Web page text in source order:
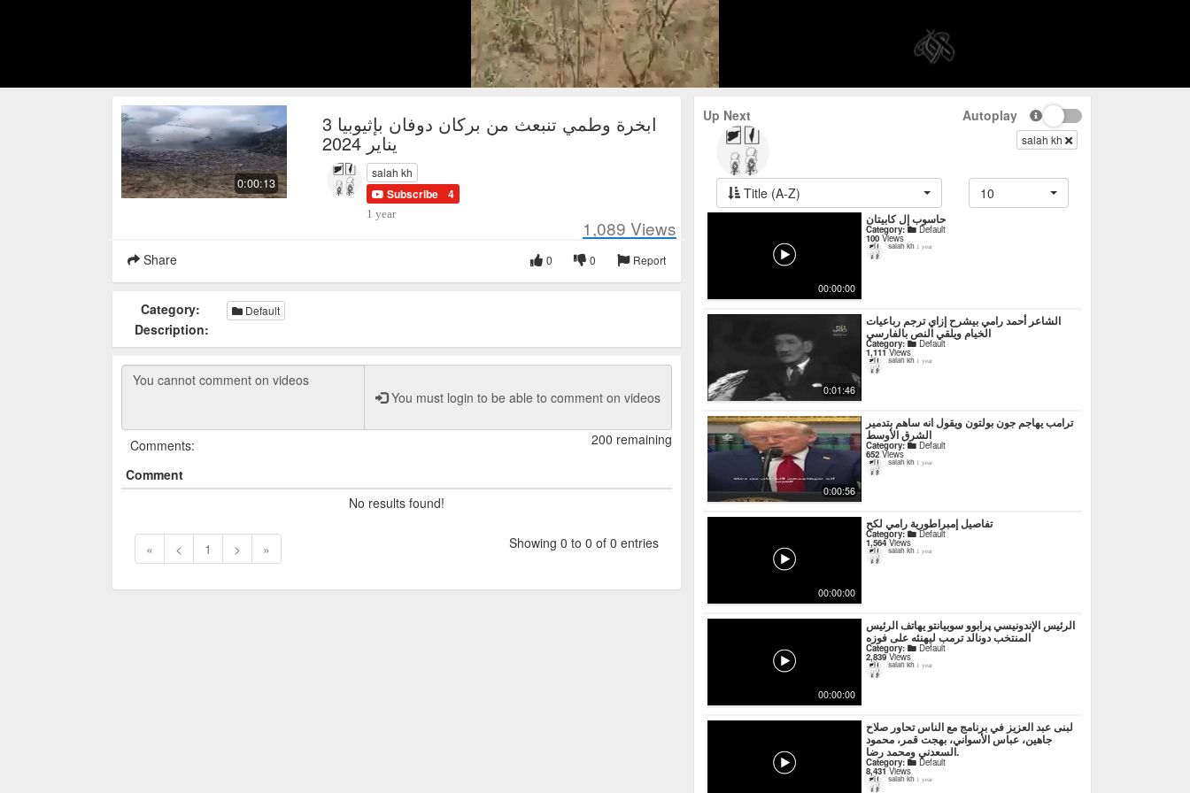
0:00:13
ابخرة وطمي تنبعث من بركان دوفان بإثيوبيا 3
يناير 2024
salah kh
Subscribe 4
1 year
1,089 Views
Share Report
0
0
Category: Default
Description:
You must login to be able to comment on videos
200 remaining
Comments:
Comment
No results found!
« < 1 > » Showing 0 to 0 of 0 entries
Up Next Autoplay
salah kh
Title (A-Z) 10
00:00:00
حاسوب إل كابيتان
Category: Default
100 Views
salah kh 1 year
0:01:46
‏الشاعر أحمد رامي بيشرح إزاي ترجم رباعيات
الخيام ويلقي النص بالفارسي
Category: Default
1,111Views
salah kh 1 year
0:00:56
ترامب يهاجم جون بولتون ويقول انه ساهم بتدمير
الشرق الأوسط
Category: Default
652 Views
salah kh 1 year
00:00:00
تفاصيل إمبراطورية رامي لكح
Category: Default
1,564Views
salah kh 1 year
00:00:00
الرئيس الإندونيسي پرابوو سوبيانتو يهاتف الرئيس
المنتخب دونالد ترمب ليهنئه على فوزه
Category: Default
2,839Views
salah kh 1 year
لبنى عبد العزيز في برنامج مع الناس تحاور صلاح
جاهين، عباس الأسواني، بهجت قمر، محمود
السعدني ومحمد رضا.
Category: Default
8,431Views
salah kh 1 year